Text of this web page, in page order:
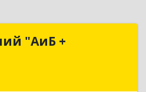
"АиБ +
компаний "АиБ +